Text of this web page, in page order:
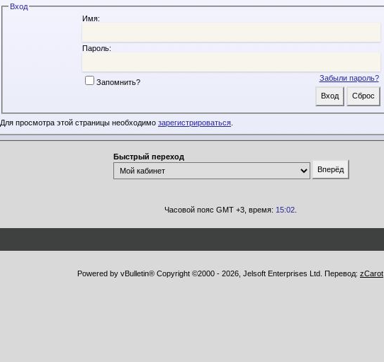
Вход
Имя:
Пароль:
Забыли пароль?
Запомнить?
Для просмотра этой страницы необходимо зарегистрироваться
Быстрый переход
Часовой пояс GMT +3, время: 15:02.
Powered by vBulletin® Copyright ©2000 - 2026, Jelsoft Enterprises Ltd. Перевод: zCarot